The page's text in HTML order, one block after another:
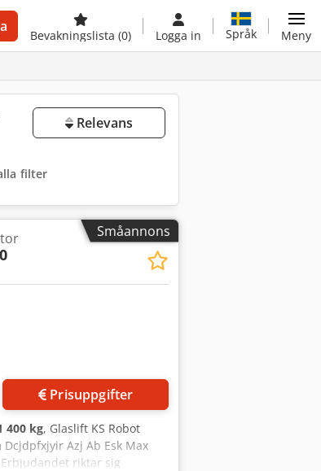
Bevakningslista (0) Logga in Språk Meny
Relevans
filter
Småannons
Prisuppgifter
400 kg, Glaslift KS Robot
Azj Ab Esk Max
riktar sig